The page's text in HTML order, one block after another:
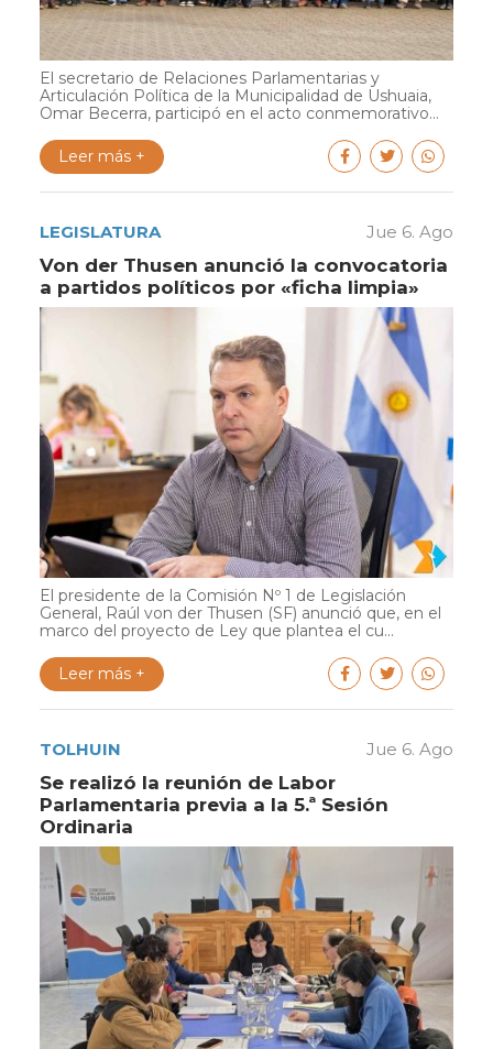
El secretario de Relaciones Parlamentarias y
Articulación Política de la Municipalidad de Ushuaia,
Omar Becerra, participó en el acto conmemorativo...
Leer más +
LEGISLATURA Jue 6. Ago
Von der Thusen anunció la convocatoria
a partidos políticos por «ficha limpia»
El presidente de la Comisión Nº 1 de Legislación
General, Raúl von der Thusen (SF) anunció que, en el
marco del proyecto de Ley que plantea el cu...
Leer más +
TOLHUIN Jue 6. Ago
Se realizó la reunión de Labor
Parlamentaria previa a la 5.ª Sesión
Ordinaria